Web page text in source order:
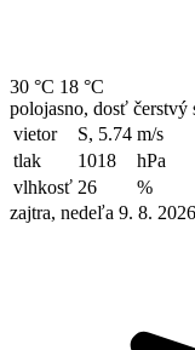
30 °C 18 °C
polojasno, dosť čerstvý
vietor
S, 5.74 m/s
tlak
1018
hPa
vlhkosť 26
%
zajtra, nedeľa 9. 8. 2026